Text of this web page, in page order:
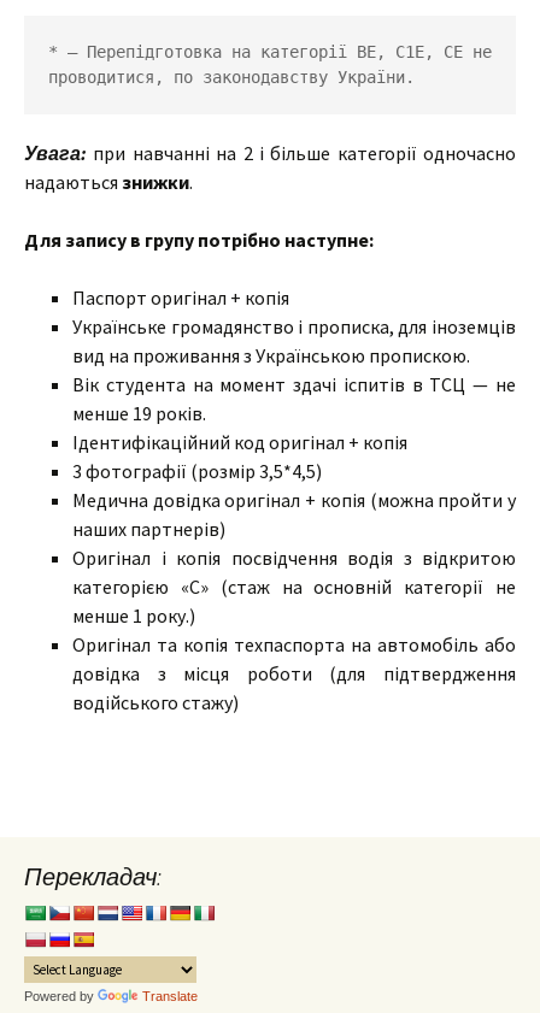
* — Перепідготовка на категорії ВЕ, С1Е, СЕ не
проводитися, по законодавству України.
Увага: при навчанні на 2 і більше категорії одночасно
надаються знижки.
Для запису в групу потрібно наступне:
Паспорт оригінал + копія
Українське громадянство і прописка, для іноземців
вид на проживання з Українською пропискою.
Вік студента на момент здачі іспитів в ТСЦ — не
менше 19 років.
Ідентифікаційний код оригінал + копія
3 фотографії (розмір 3,5*4,5)
Медична довідка оригінал + копія (можна пройти у
наших партнерів)
Оригінал і копія посвідчення водія з відкритою
категорією «С» (стаж на основній категорії не
менше 1 року.)
Оригінал та копія техпаспорта на автомобіль або
довідка з місця роботи (для підтвердження
водійського стажу)
Перекладач:
Powered by Translate